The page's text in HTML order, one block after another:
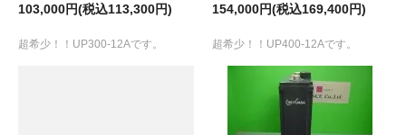
103,000円(税込113,300円)
超希少！！UP300-12Aです。
154,000円(税込169,400円)
超希少！！UP400-12Aです。